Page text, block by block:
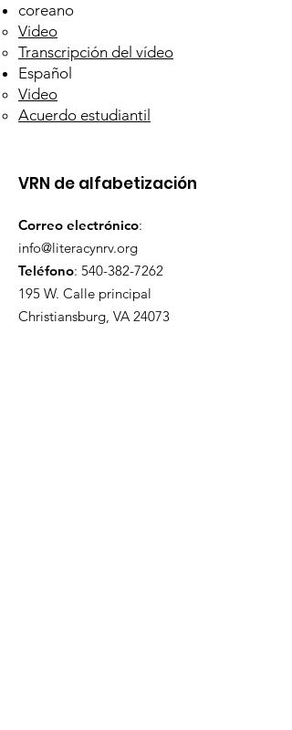
coreano
Video
Transcripción del vídeo
Español
Video
Acuerdo estudiantil
VRN de alfabetización
Correo electrónico:
info@literacynrv.org
Teléfono: 540-382-7262
195 W. Calle principal
Christiansburg, VA 24073